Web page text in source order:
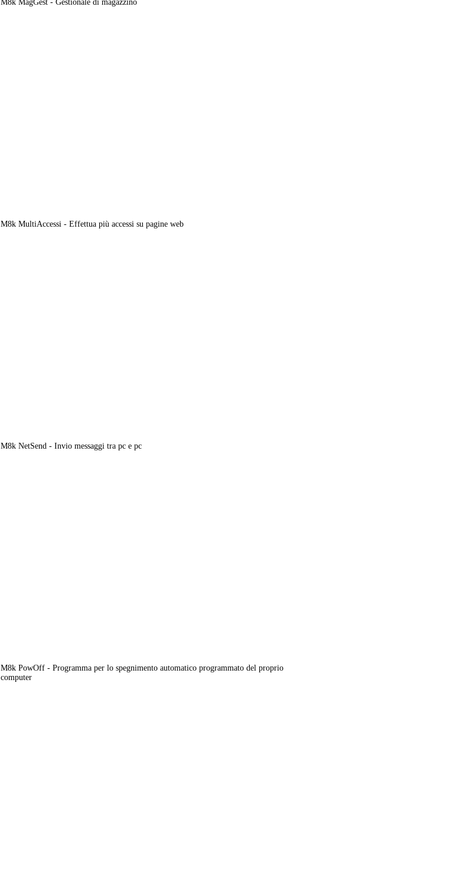
M8k MagGest - Gestionale di magazzino
M8k MultiAccessi - Effettua più accessi su pagine web
M8k NetSend - Invio messaggi tra pc e pc
M8k PowOff - Programma per lo spegnimento automatico programmato del proprio
computer